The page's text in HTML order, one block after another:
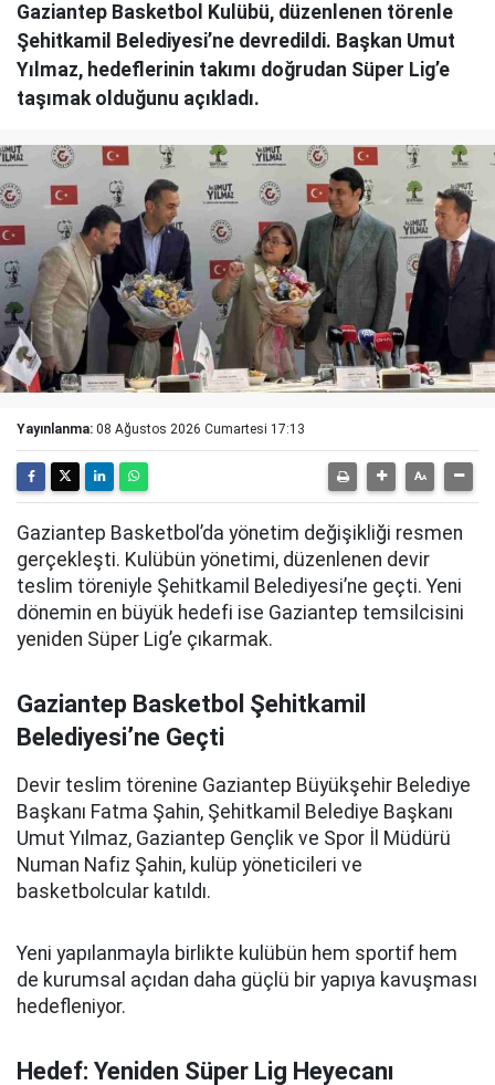
Gaziantep Basketbol Kulübü, düzenlenen törenle
Şehitkamil Belediyesi’ne devredildi. Başkan Umut
Yılmaz, hedeflerinin takımı doğrudan Süper Lig’e
taşımak olduğunu açıkladı.
Yayınlanma: 08 Ağustos 2026 Cumartesi 17:13
Gaziantep Basketbol’da yönetim değişikliği resmen
gerçekleşti. Kulübün yönetimi, düzenlenen devir
teslim töreniyle Şehitkamil Belediyesi’ne geçti. Yeni
dönemin en büyük hedefi ise Gaziantep temsilcisini
yeniden Süper Lig’e çıkarmak.
Gaziantep Basketbol Şehitkamil
Belediyesi’ne Geçti
Devir teslim törenine Gaziantep Büyükşehir Belediye
Başkanı Fatma Şahin, Şehitkamil Belediye Başkanı
Umut Yılmaz, Gaziantep Gençlik ve Spor İl Müdürü
Numan Nafiz Şahin, kulüp yöneticileri ve
basketbolcular katıldı.
Yeni yapılanmayla birlikte kulübün hem sportif hem
de kurumsal açıdan daha güçlü bir yapıya kavuşması
hedefleniyor.
Hedef: Yeniden Süper Lig Heyecanı